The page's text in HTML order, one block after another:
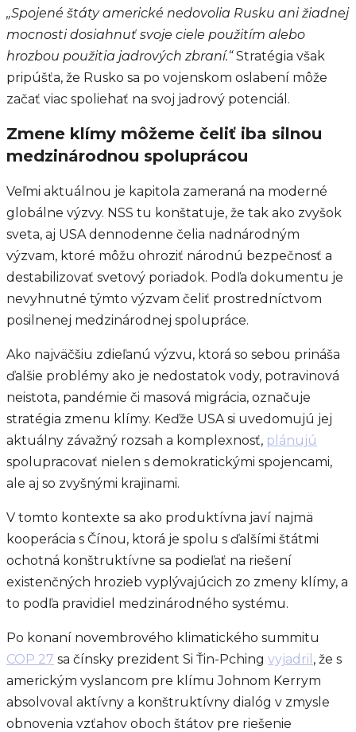
„Spojené štáty americké nedovolia Rusku ani žiadnej
mocnosti dosiahnuť svoje ciele použitím alebo
hrozbou použitia jadrových zbraní.“Stratégia však
pripúšťa, že Rusko sa po vojenskom oslabení môže
začať viac spoliehať na svoj jadrový potenciál.
Zmene klímy môžeme čeliť iba silnou
medzinárodnou spoluprácou
Veľmi aktuálnou je kapitola zameraná na moderné
globálne výzvy. NSS tu konštatuje, že tak ako zvyšok
sveta, aj USA dennodenne čelia nadnárodným
výzvam, ktoré môžu ohroziť národnú bezpečnosť a
destabilizovať svetový poriadok. Podľa dokumentu je
nevyhnutné týmto výzvam čeliť prostredníctvom
posilnenej medzinárodnej spolupráce.
Ako najväčšiu zdieľanú výzvu, ktorá so sebou prináša
ďalšie problémy ako je nedostatok vody, potravinová
neistota, pandémie či masová migrácia, označuje
stratégia zmenu klímy. Keďže USA si uvedomujú jej
aktuálny závažný rozsah a komplexnosť, plánujú
spolupracovať nielen s demokratickými spojencami,
ale aj so zvyšnými krajinami.
V tomto kontexte sa ako produktívna javí najmä
kooperácia s Čínou, ktorá je spolu s ďalšími štátmi
ochotná konštruktívne sa podieľať na riešení
existenčných hrozieb vyplývajúcich zo zmeny klímy, a
to podľa pravidiel medzinárodného systému.
Po konaní novembrového klimatického summitu
COP 27 sa čínsky prezident Si Ťin-Pching vyjadril , že s
americkým vyslancom pre klímu Johnom Kerrym
absolvoval aktívny a konštruktívny dialóg v zmysle
obnovenia vzťahov oboch štátov pre riešenie